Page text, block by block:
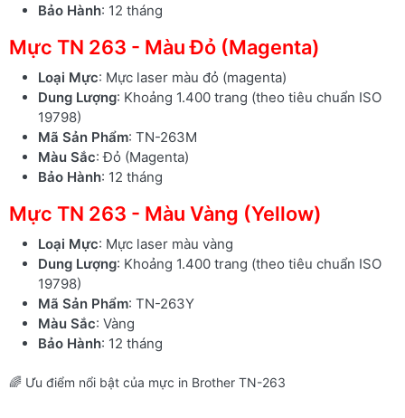
Bảo Hành: 12 tháng
Mực TN 263 - Màu Đỏ (Magenta)
Loại Mực: Mực laser màu đỏ (magenta)
Dung Lượng: Khoảng 1.400 trang (theo tiêu chuẩn ISO
19798)
Mã Sản Phẩm: TN-263M
Màu Sắc: Đỏ (Magenta)
Bảo Hành: 12 tháng
Mực TN 263 - Màu Vàng (Yellow)
Loại Mực: Mực laser màu vàng
Dung Lượng: Khoảng 1.400 trang (theo tiêu chuẩn ISO
19798)
Mã Sản Phẩm: TN-263Y
Màu Sắc: Vàng
Bảo Hành: 12 tháng
🌈 Ưu điểm nổi bật của mực in Brother TN-263